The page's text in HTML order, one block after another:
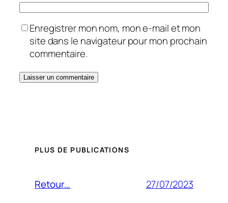
Enregistrer mon nom, mon e-mail et mon
site dans le navigateur pour mon prochain
commentaire.
PLUS DE PUBLICATIONS
Retour… 27/07/2023